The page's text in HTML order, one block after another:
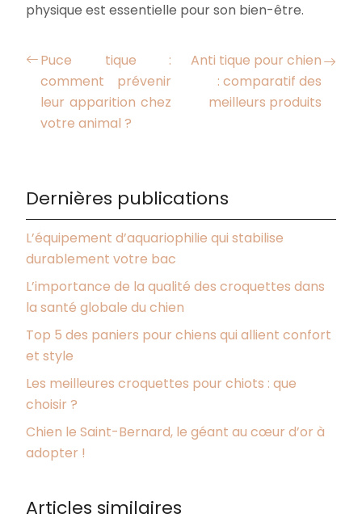
physique est essentielle pour son bien-être.
Puce tique :
comment prévenir
leur apparition chez
votre animal ?
Anti tique pour chien
: comparatif des
meilleurs produits
Dernières publications
L’équipement d’aquariophilie qui stabilise
durablement votre bac
L’importance de la qualité des croquettes dans
la santé globale du chien
Top 5 des paniers pour chiens qui allient confort
et style
Les meilleures croquettes pour chiots : que
choisir ?
Chien le Saint-Bernard, le géant au cœur d’or à
adopter !
Articles similaires